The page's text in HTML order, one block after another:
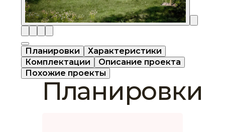
Планировки
Характеристики
Комплектации
Описание проекта
Похожие проекты
Планировки